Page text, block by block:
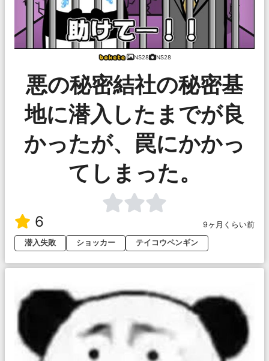
NS28 NS28
悪の秘密結社の秘密基
地に潜入したまでが良
かったが、罠にかかっ
てしまった。
6
9ヶ月くらい前
潜入失敗
ショッカー テイコウペンギン